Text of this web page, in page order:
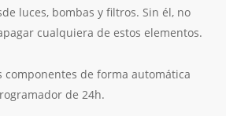
luces, bombas y filtros. Sin él, no
cualquiera de estos elementos.
componentes de forma automática
de 24h.